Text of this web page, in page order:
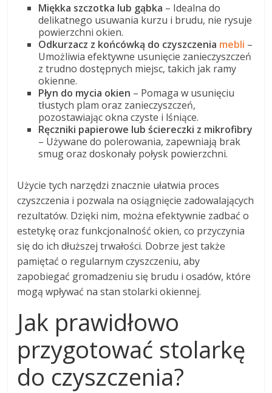
Miękka szczotka lub gąbka – Idealna do
delikatnego usuwania kurzu i brudu, nie rysuje
powierzchni okien.
Odkurzacz z końcówką do czyszczenia mebli –
Umożliwia efektywne usunięcie zanieczyszczeń
z trudno dostępnych miejsc, takich jak ramy
okienne.
Płyn do mycia okien – Pomaga w usunięciu
tłustych plam oraz zanieczyszczeń,
pozostawiając okna czyste i lśniące.
Ręczniki papierowe lub ściereczki z mikrofibry
– Używane do polerowania, zapewniają brak
smug oraz doskonały połysk powierzchni.
Użycie tych narzędzi znacznie ułatwia proces
czyszczenia i pozwala na osiągnięcie zadowalających
rezultatów. Dzięki nim, można efektywnie zadbać o
estetykę oraz funkcjonalność okien, co przyczynia
się do ich dłuższej trwałości. Dobrze jest także
pamiętać o regularnym czyszczeniu, aby
zapobiegać gromadzeniu się brudu i osadów, które
mogą wpływać na stan stolarki okiennej.
Jak prawidłowo
przygotować stolarkę
do czyszczenia?